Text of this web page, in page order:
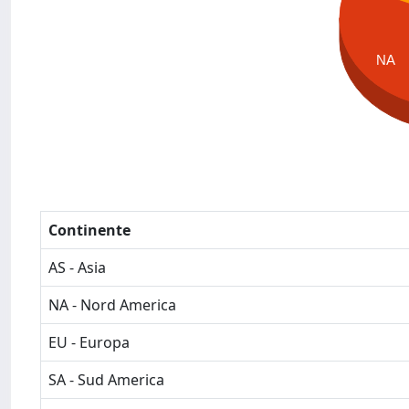
NA
Continente
AS - Asia
NA - Nord America
EU - Europa
SA - Sud America